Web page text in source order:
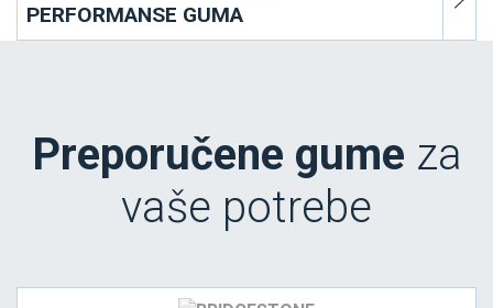
PERFORMANSE GUMA
Preporučene gume za
vaše potrebe